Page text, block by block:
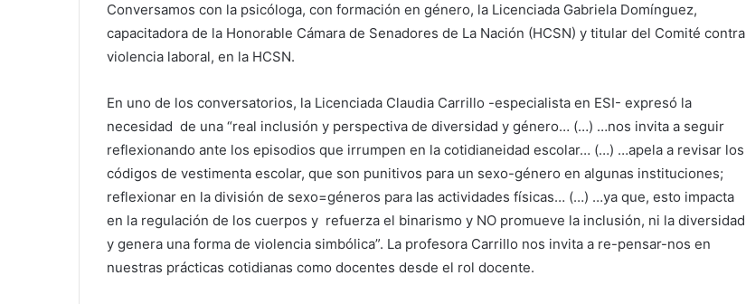
Conversamos con la psicóloga, con formación en género, la Licenciada Gabriela Domínguez,
capacitadora de la Honorable Cámara de Senadores de La Nación (HCSN) y titular del Comité contra
violencia laboral, en la HCSN.
En uno de los conversatorios, la Licenciada Claudia Carrillo -especialista en ESI- expresó la
necesidad de una “real inclusión y perspectiva de diversidad y género… (…) …nos invita a seguir
reflexionando ante los episodios que irrumpen en la cotidianeidad escolar… (…) …apela a revisar los
códigos de vestimenta escolar, que son punitivos para un sexo-género en algunas instituciones;
reflexionar en la división de sexo=géneros para las actividades físicas… (…) …ya que, esto impacta
en la regulación de los cuerpos y refuerza el binarismo y NO promueve la inclusión, ni la diversidad
y genera una forma de violencia simbólica”. La profesora Carrillo nos invita a re-pensar-nos en
nuestras prácticas cotidianas como docentes desde el rol docente.